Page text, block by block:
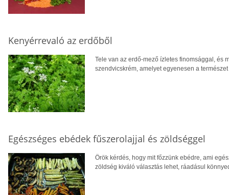
Kenyérrevaló az erdőből
Tele van az erdő-mező ízletes finomsággal, és
szendvicskrém, amelyet egyenesen a
Egészséges ebédek fűszerolajjal és zöldséggel
Örök kérdés, hogy mit főzzünk ebédre, ami
zöldség kiváló választás lehet, ráadásul